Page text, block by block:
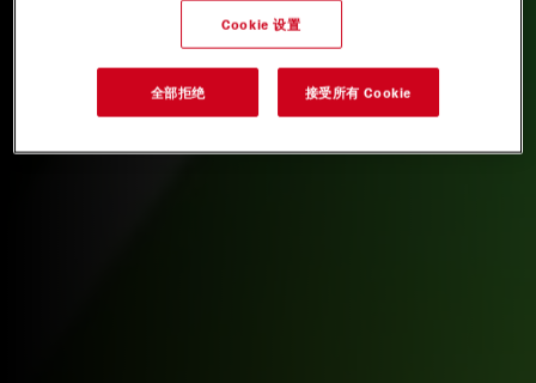
Cookie 设置
全部拒绝 接受所有 Cookie